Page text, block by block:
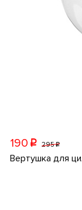
190 p 295p
Вертушка для